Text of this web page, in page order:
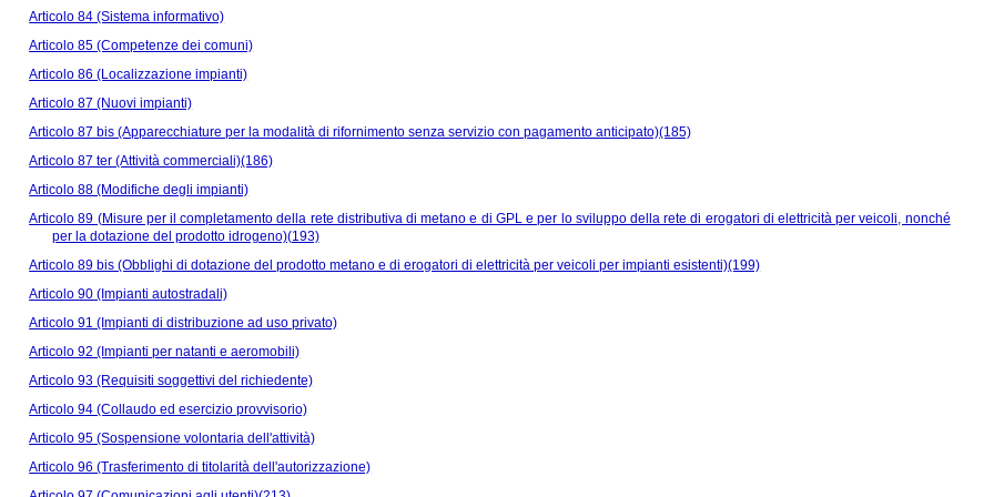
Articolo 84 (Sistema informativo)
Articolo 85 (Competenze dei comuni)
Articolo 86 (Localizzazione impianti)
Articolo 87 (Nuovi impianti)
Articolo 87 bis (Apparecchiature per la modalità di rifornimento senza servizio con pagamento anticipato)(185)
Articolo 87 ter (Attività commerciali)(186)
Articolo 88 (Modifiche degli impianti)
Articolo 89 (Misure per il completamento della rete distributiva di metano e di GPL e per lo sviluppo della rete di erogatori di elettricità per veicoli, nonché
per la dotazione del prodotto idrogeno)(193)
Articolo 89 bis (Obblighi di dotazione del prodotto metano e di erogatori di elettricità per veicoli per impianti esistenti)(199)
Articolo 90 (Impianti autostradali)
Articolo 91 (Impianti di distribuzione ad uso privato)
Articolo 92 (Impianti per natanti e aeromobili)
Articolo 93 (Requisiti soggettivi del richiedente)
Articolo 94 (Collaudo ed esercizio provvisorio)
Articolo 95 (Sospensione volontaria dell'attività)
Articolo 96 (Trasferimento di titolarità dell'autorizzazione)